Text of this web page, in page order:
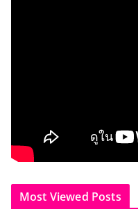
Most Viewed Posts